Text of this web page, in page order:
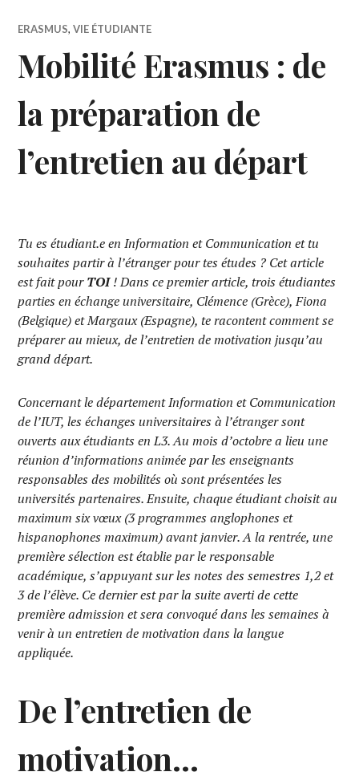
ERASMUS,VIE ÉTUDIANTE
Mobilité Erasmus : de
la préparation de
l’entretien au départ
Tu es étudiant.e en Information et Communication et tu
souhaites partir à l’étranger pour tes études ? Cet article
est fait pourTOI! Dans ce premier article, trois étudiantes
parties en échange universitaire, Clémence (Grèce), Fiona
(Belgique) et Margaux (Espagne), te racontent comment se
préparer au mieux, de l’entretien de motivation jusqu’au
grand départ.
Concernant le département Information et Communication
de l’IUT, les échanges universitaires à l’étranger sont
ouverts aux étudiants en L3. Au mois d’octobre a lieu une
réunion d’informations animée par les enseignants
responsables des mobilités où sont présentées les
universités partenaires. Ensuite, chaque étudiant choisit au
maximum six vœux (3 programmes anglophones et
hispanophones maximum) avant janvier. A la rentrée, une
première sélection est établie par le responsable
académique, s’appuyant sur les notes des semestres 1,2 et
3 de l’élève. Ce dernier est par la suite averti de cette
première admission et sera convoqué dans les semaines à
venir à un entretien de motivation dans la langue
appliquée.
De l’entretien de
motivation…